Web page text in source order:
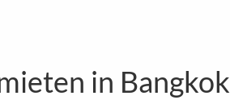
in Bangkok